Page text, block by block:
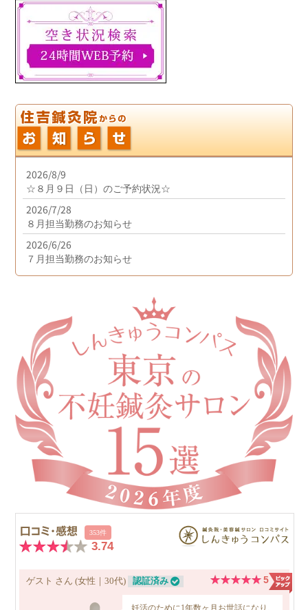
2026/8/9
☆８月９日（日）のご予約状況☆
2026/7/28
８月担当勤務のお知らせ
2026/6/26
７月担当勤務のお知らせ